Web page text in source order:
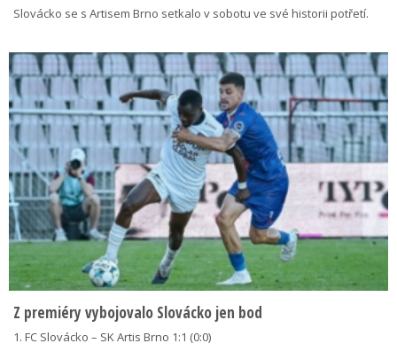
Slovácko se s Artisem Brno setkalo v sobotu ve své historii potřetí.
Z premiéry vybojovalo Slovácko jen bod
1. FC Slovácko – SK Artis Brno 1:1 (0:0)